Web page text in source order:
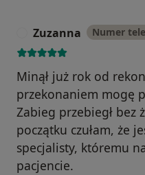
Zuzanna Numer
Minął już rok od
przekonaniem mogę
Zabieg przebiegł bez
początku czułam, że
specjalisty, któremu
pacjencie.